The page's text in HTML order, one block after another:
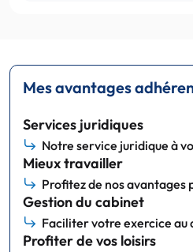
Mes avantages
Services juridiques
Notre service juridique à
Mieux travailler
Profitez de nos avantages
Gestion du cabinet
Faciliter votre exercice au
Profiter de vos loisirs